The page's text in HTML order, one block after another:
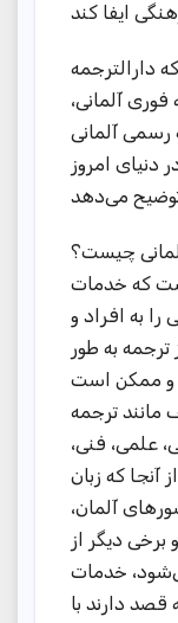
دارالترجمه
فوری آلمانی،
رسمی آلمانی
دنیای امروز
چیست؟
که خدمات
را به افراد و
به طور
و ممکن است
ترجمه
علمی، فنی،
آنجا که زبان
آلمان،
دیگر از
خدمات
قصد دارند با